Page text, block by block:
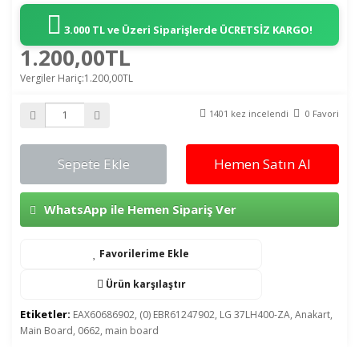
3.000 TL ve Üzeri Siparişlerde ÜCRETSİZ KARGO!
1.200,00TL
Vergiler Hariç:1.200,00TL
1401 kez incelendi 0 Favori
Sepete Ekle Hemen Satın Al
WhatsApp ile Hemen Sipariş Ver
Favorilerime Ekle
Ürün karşılaştır
Etiketler: EAX60686902, (0) EBR61247902, LG 37LH400-ZA, Anakart,
Main Board, 0662, main board